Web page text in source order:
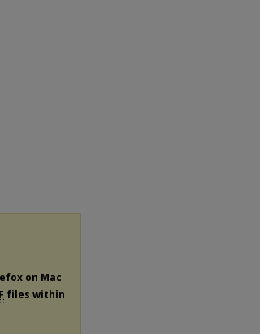
on Mac
files within